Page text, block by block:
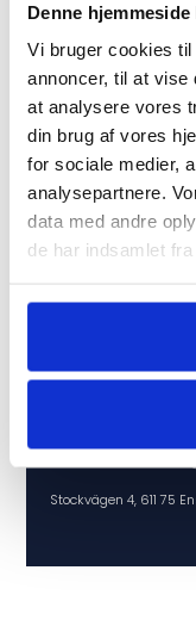
Denne
Vi bruger cookies
annoncer, til at vise
at analysere vores
din brug af vores
for sociale medier,
analysepartnere.
data med andre
de har indsamlet
Vælg land
Shop sikkert
Stockvägen 4, 611 75